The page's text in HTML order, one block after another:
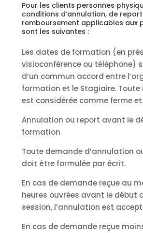
Pour les clients personnes
conditions d’annulation, de
remboursement applicables aux
sont les suivantes :
Les dates de formation (en
visioconférence ou téléphone)
d’un commun accord entre
formation et le Stagiaire. Toute
est considérée comme ferme
Annulation ou report avant le
formation
Toute demande d’annulation
doit être formulée par écrit.
En cas de demande reçue au
heures ouvrées avant le début
session, l’annulation est
En cas de demande reçue